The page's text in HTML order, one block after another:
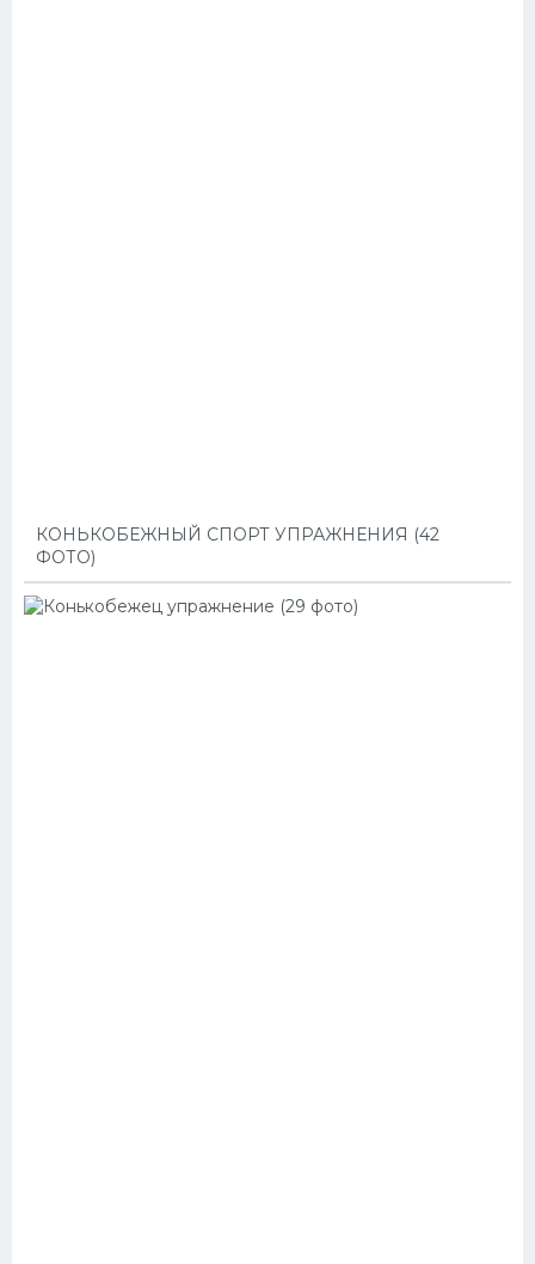
КОНЬКОБЕЖНЫЙ СПОРТ УПРАЖНЕНИЯ (42
ФОТО)